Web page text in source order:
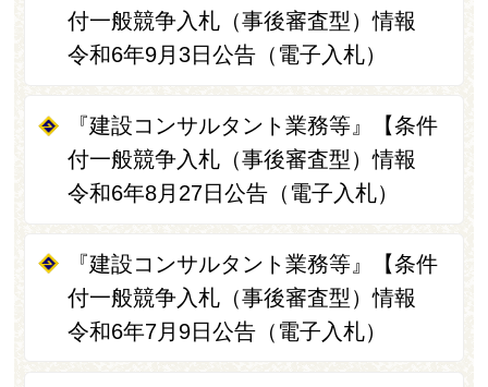
付一般競争入札（事後審査型）情報
令和6年9月3日公告（電子入札）
『建設コンサルタント業務等』【条件
付一般競争入札（事後審査型）情報
令和6年8月27日公告（電子入札）
『建設コンサルタント業務等』【条件
付一般競争入札（事後審査型）情報
令和6年7月9日公告（電子入札）